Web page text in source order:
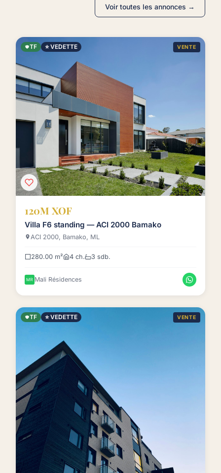
Voir toutes les annonces →
TF ⭐ VEDETTE VENTE
120M XOF
Villa F6 standing — ACI 2000 Bamako
ACI 2000, Bamako, ML
280.00 m² 4 ch. 3 sdb.
Mali Résidences
TF ⭐ VEDETTE VENTE